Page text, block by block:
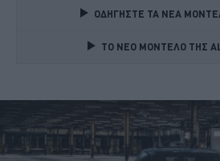
ΟΔΗΓΗΣΤΕ ΤΑ ΝΕΑ
TO NEO MONTΕΛΟ ΤΗΣ